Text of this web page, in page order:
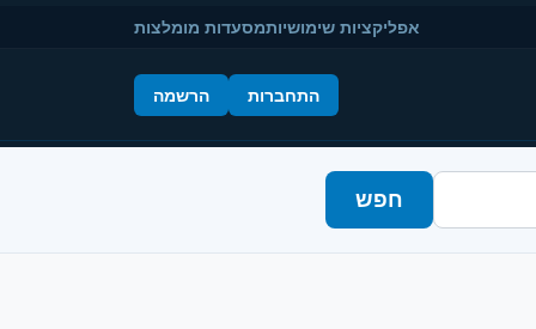
אפליקציות שימושיותמסעדות מומלצות
התחברות הרשמה
חפש